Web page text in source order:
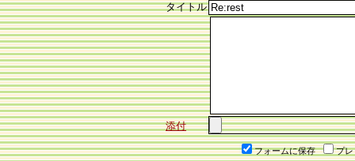
タイトル
添付
フォームに保存 プレ